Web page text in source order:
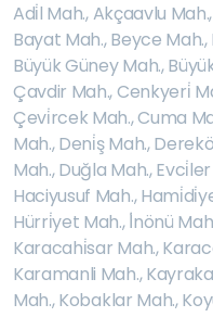
Adi̇l Mah.,Akçaavlu Mah.,
Bayat Mah.,Beyce Mah.,
Büyük Güney Mah.,
Çavdir Mah.,Cenkyeri̇
Çevi̇rcek Mah.,Cuma
Mah.,Deni̇ş Mah.,
Mah.,Duğla Mah.,
Haciyusuf Mah.,
Hürri̇yet Mah.,İ̇nönü
Karacahi̇sar Mah.,
Karamanli Mah.,
Mah.,Kobaklar Mah.,